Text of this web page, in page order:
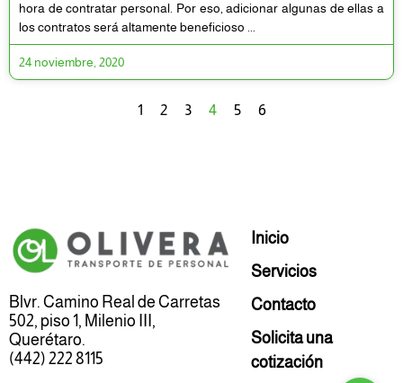
hora de contratar personal. Por eso, adicionar algunas de ellas a
los contratos será altamente beneficioso
24 noviembre, 2020
1 2 3 4 5 6
Blvr. Camino Real de Carretas
502, piso 1, Milenio III,
Querétaro.
(442) 222 8115
Inicio
Servicios
Contacto
Solicita una
cotización